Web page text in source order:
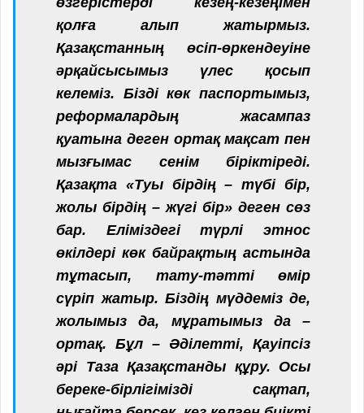
қолға алып жатырмыз.
Қазақстанның өсіп-өркендеуіне
әрқайсысымыз үлес қосып
келеміз. Бізді көк паспортымыз,
реформалардың жасампаз
қуатына деген ортақ мақсат пен
мызғымас сенім біріктіреді.
Қазақта «Туы бірдің – түбі бір,
жолы бірдің – жүгі бір» деген сөз
бар. Еліміздегі түрлі этнос
өкілдері көк байрақтың астында
тұтасып, тату-тәтті өмір
сүріп жатыр. Біздің мүддеміз де,
жолымыз да, мұратымыз да –
ортақ. Бұл – Әділетті, Қауіпсіз
әрі Таза Қазақстанды құру. Осы
береке-бірлігімізді сақтап,